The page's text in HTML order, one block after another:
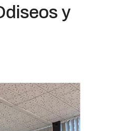
y